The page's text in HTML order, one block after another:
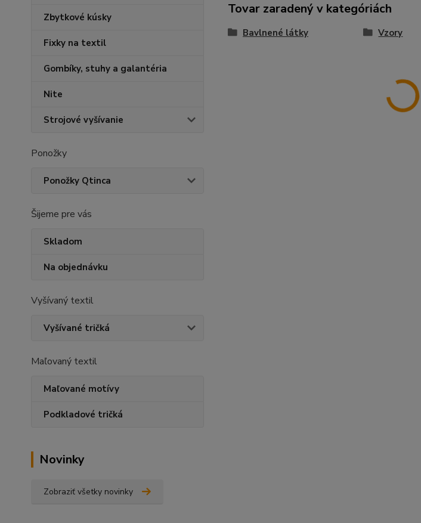
Zbytkové kúsky
Fixky na textil
Gombíky, stuhy a galantéria
Nite
Strojové vyšívanie
Ponožky
Ponožky Qtinca
Šijeme pre vás
Skladom
Na objednávku
Vyšívaný textil
Vyšívané tričká
Maľovaný textil
Maľované motívy
Podkladové tričká
Novinky
Zobraziť všetky novinky
Tovar zaradený v kategóriách
Bavlnené látky Vzory